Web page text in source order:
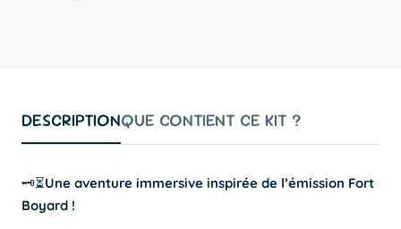
DESCRIPTIONQUE CONTIENT CE KIT ?
🗝️⏳Une aventure immersive inspirée de l’émission Fort
Boyard !